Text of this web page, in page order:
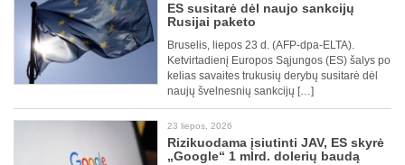
ES susitarė dėl naujo sankcijų
Rusijai paketo
Bruselis, liepos 23 d. (AFP-dpa-ELTA).
Ketvirtadienį Europos Sąjungos (ES) šalys po
kelias savaites trukusių derybų susitarė dėl
naujų švelnesnių sankcijų […]
23 liepos, 2026
Rizikuodama įsiutinti JAV, ES skyrė
„Google“ 1 mlrd. dolerių baudą